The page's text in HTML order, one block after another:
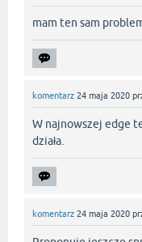
mam ten sam
komentarz 24 maja 2020
W najnowszej edge
działa.
komentarz 24 maja 2020